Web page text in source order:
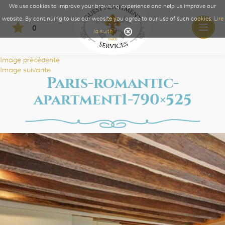
0
Toggle
Image précédente
Image suivante
Paris-romantic-
apartment1-790×525
We use cookies to improve your browsing experience and help us improve our
website. By continuing to use our website you agree to our use of such cookies. Lire
la suite